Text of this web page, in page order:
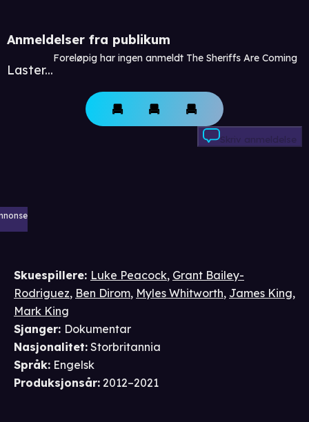
Anmeldelser fra publikum
Laster...
Foreløpig har ingen anmeldt The Sheriffs Are Coming
Skriv anmeldelse
Skuespillere: Luke Peacock, Grant Bailey-
Rodriguez, Ben Dirom, Myles Whitworth, James King,
Mark King
Sjanger: Dokumentar
Nasjonalitet: Storbritannia
Språk: Engelsk
Produksjonsår: 2012–2021